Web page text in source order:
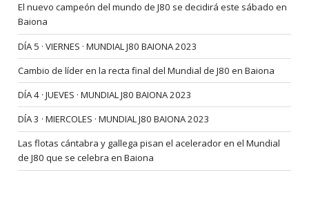
El nuevo campeón del mundo de J80 se decidirá este sábado en
Baiona
DÍA 5 · VIERNES · MUNDIAL J80 BAIONA 2023
Cambio de líder en la recta final del Mundial de J80 en Baiona
DÍA 4 · JUEVES · MUNDIAL J80 BAIONA 2023
DÍA 3 · MIERCOLES · MUNDIAL J80 BAIONA 2023
Las flotas cántabra y gallega pisan el acelerador en el Mundial
de J80 que se celebra en Baiona